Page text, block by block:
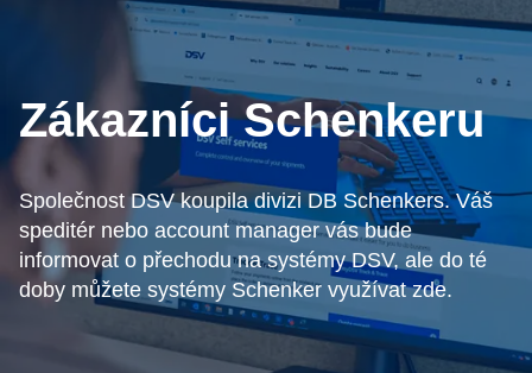
Zákazníci Schenkeru
Společnost DSV koupila divizi DB Schenkers. Váš
speditér nebo account manager vás bude
informovat o přechodu na systémy DSV, ale do té
doby můžete systémy Schenker využívat zde.